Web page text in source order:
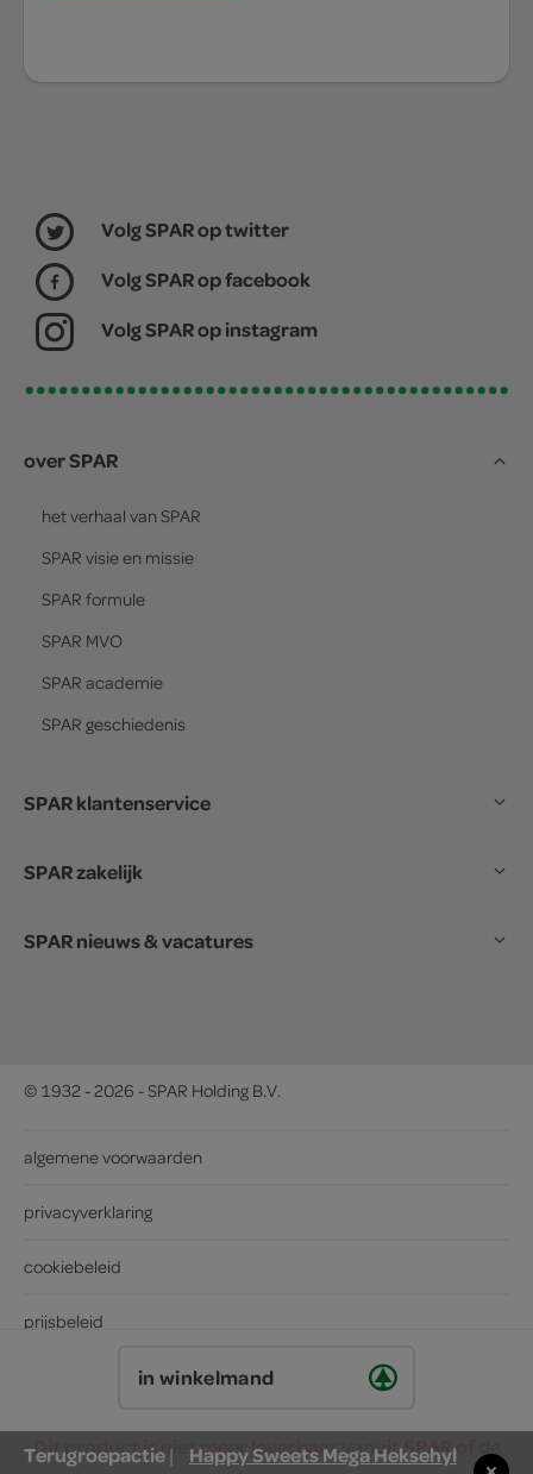
in winkelmand
Dit product is niet meer leverbaar vanuit SPAR of de
Volg SPAR op twitter
Volg SPAR op facebook
Volg SPAR op instagram
over SPAR
het verhaal van SPAR
SPAR visie en missie
SPAR formule
SPAR MVO
SPAR academie
SPAR geschiedenis
SPAR klantenservice
SPAR zakelijk
SPAR nieuws & vacatures
© 1932 - 2026 - SPAR Holding B.V.
algemene voorwaarden
privacyverklaring
cookiebeleid
prijsbeleid
Terugroepactie| Happy Sweets Mega Heksehyl